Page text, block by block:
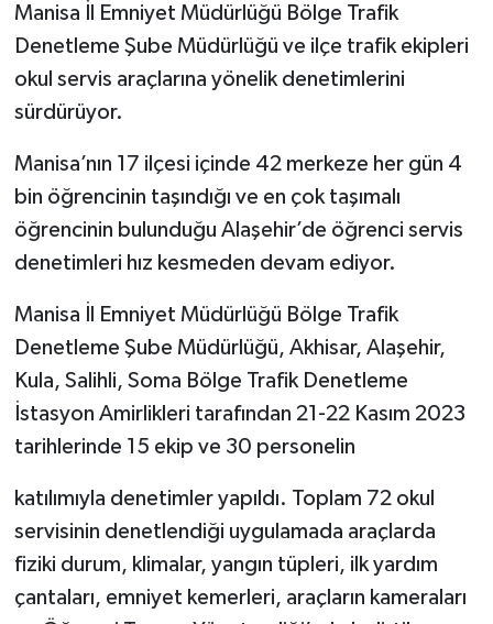
Manisa İl Emniyet Müdürlüğü Bölge Trafik
Denetleme Şube Müdürlüğü ve ilçe trafik ekipleri
okul servis araçlarına yönelik denetimlerini
sürdürüyor.
Manisa’nın 17 ilçesi içinde 42 merkeze her gün 4
bin öğrencinin taşındığı ve en çok taşımalı
öğrencinin bulunduğu Alaşehir’de öğrenci servis
denetimleri hız kesmeden devam ediyor.
Manisa İl Emniyet Müdürlüğü Bölge Trafik
Denetleme Şube Müdürlüğü, Akhisar, Alaşehir,
Kula, Salihli, Soma Bölge Trafik Denetleme
İstasyon Amirlikleri tarafından 21-22 Kasım 2023
tarihlerinde 15 ekip ve 30 personelin
katılımıyla denetimler yapıldı. Toplam 72 okul
servisinin denetlendiği uygulamada araçlarda
fiziki durum, klimalar, yangın tüpleri, ilk yardım
çantaları, emniyet kemerleri, araçların kameraları